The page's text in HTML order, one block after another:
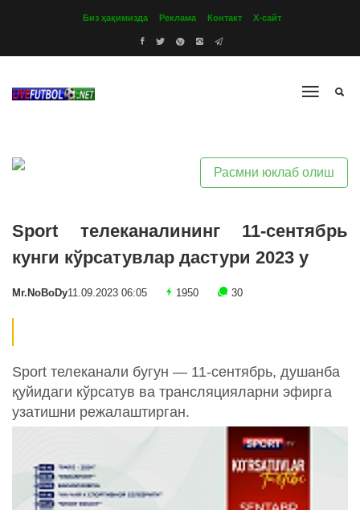
Биз ҳақимизда Реклама Контакт Х-сайт
Расмни юклаб олиш
Sport телеканалининг 11-сентябрь
кунги кўрсатувлар дастури 2023 y
Mr.NoBoDy11.09.2023 06:05 1950 30
Sport телеканали бугун — 11-сентябрь, душанба
қуйидаги кўрсатув ва трансляцияларни эфирга
узатишни режалаштирган.